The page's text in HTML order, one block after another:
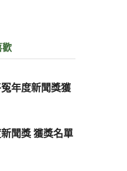
歡
年度新聞獎獲
聞獎 獲獎名單